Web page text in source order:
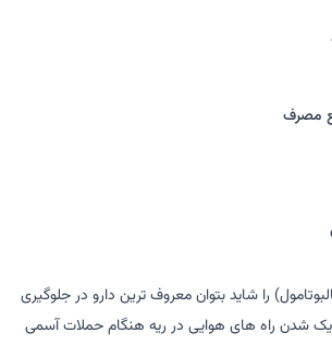
مصرف
را شاید بتوان معروف ترین دارو در جلوگیری
شدن راه های هوایی در ریه هنگام حملات آسمی